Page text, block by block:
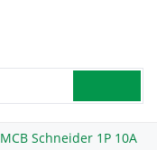
MCB Schneider 1P 10A